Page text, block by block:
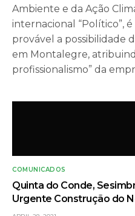
Ambiente e da Ação
internacional “Político”,
provável a possibilidade
em Montalegre,
profissionalismo” da
COMUNICADOS
Quinta do Conde,
Urgente Construção do